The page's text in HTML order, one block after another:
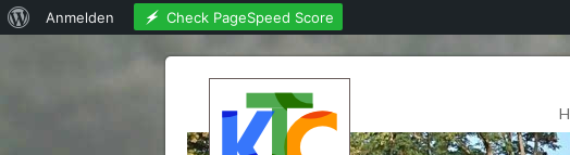
Über
Anmelden Check PageSpeed Score